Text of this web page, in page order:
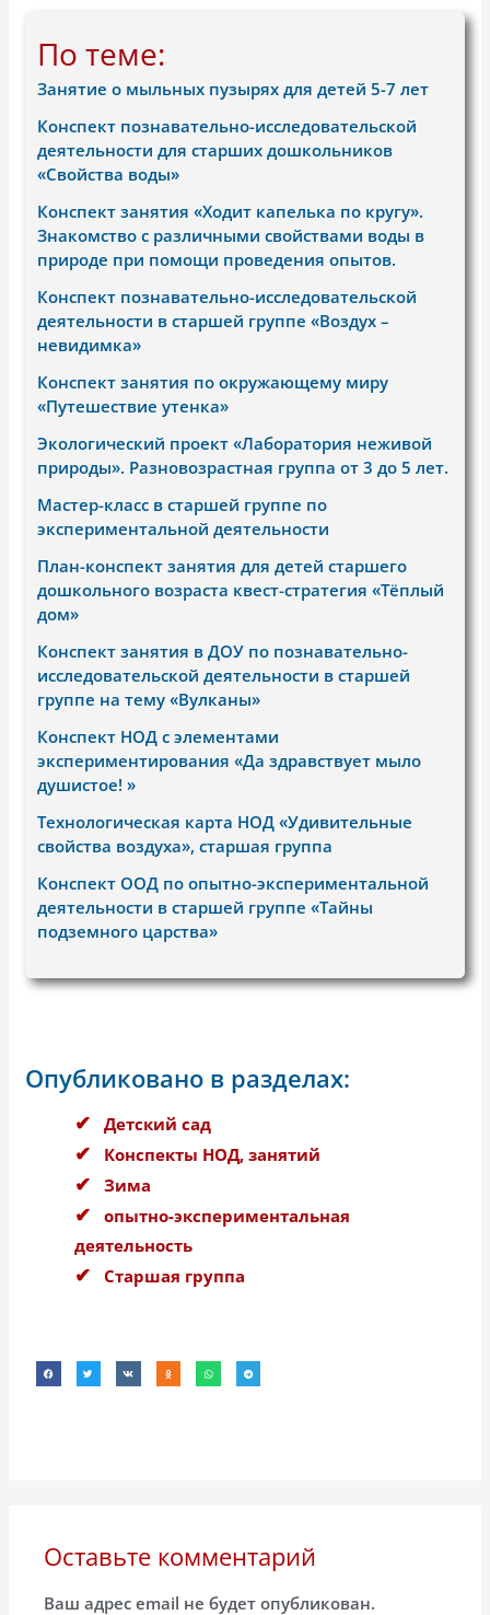
По теме:
Занятие о мыльных пузырях для детей 5-7 лет
Конспект познавательно-исследовательской
деятельности для старших дошкольников
«Свойства воды»
Конспект занятия «Ходит капелька по кругу».
Знакомство с различными свойствами воды в
природе при помощи проведения опытов.
Конспект познавательно-исследовательской
деятельности в старшей группе «Воздух –
невидимка»
Конспект занятия по окружающему миру
«Путешествие утенка»
Экологический проект «Лаборатория неживой
природы». Разновозрастная группа от 3 до 5 лет.
Мастер-класс в старшей группе по
экспериментальной деятельности
План-конспект занятия для детей старшего
дошкольного возраста квест-стратегия «Тёплый
дом»
Конспект занятия в ДОУ по познавательно-
исследовательской деятельности в старшей
группе на тему «Вулканы»
Конспект НОД с элементами
экспериментирования «Да здравствует мыло
душистое! »
Технологическая карта НОД «Удивительные
свойства воздуха», старшая группа
Конспект ООД по опытно-экспериментальной
деятельности в старшей группе «Тайны
подземного царства»
Опубликовано в разделах:
Детский сад
Конспекты НОД, занятий
Зима
опытно-экспериментальная
деятельность
Старшая группа
Оставьте комментарий
Ваш адрес email не будет опубликован.